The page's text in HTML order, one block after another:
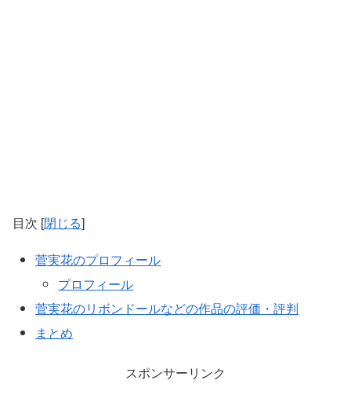
目次 [閉じる]
菅実花のプロフィール
プロフィール
菅実花のリボンドールなどの作品の評価・評判
まとめ
スポンサーリンク